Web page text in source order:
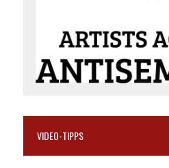
VIDEO-TIPPS